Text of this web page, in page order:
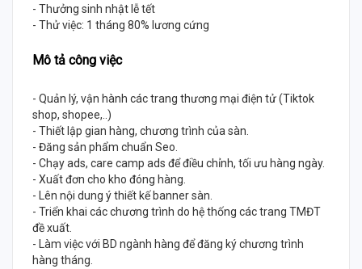
- Thưởng sinh nhật lễ tết
- Thử việc: 1 tháng 80% lương cứng
Mô tả công việc
- Quản lý, vận hành các trang thương mại điện tử (Tiktok
shop, shopee,..)
- Thiết lập gian hàng, chương trình của sàn.
- Đăng sản phẩm chuẩn Seo.
- Chạy ads, care camp ads để điều chỉnh, tối ưu hàng ngày.
- Xuất đơn cho kho đóng hàng.
- Lên nội dung ý thiết kế banner sàn.
- Triển khai các chương trình do hệ thống các trang TMĐT
đề xuất.
- Làm việc với BD ngành hàng để đăng ký chương trình
hàng tháng.